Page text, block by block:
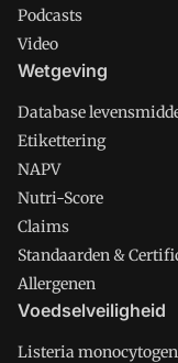
Podcasts
Video
Wetgeving
Database
Etikettering
NAPV
Nutri-Score
Claims
Standaarden &
Allergenen
Voedselveiligheid
Listeria